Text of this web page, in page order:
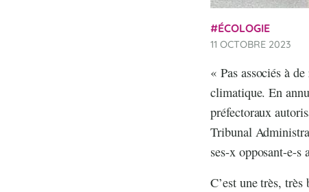
ÉCOLOGIE
11 OCTOBRE 2023
« Pas associés à
climatique. En
préfectoraux
Tribunal
ses-x opposant-e-s
C’est une très,